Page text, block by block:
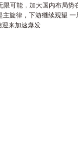
可能，加大国内布局势
主旋律，下游继续观望
迎来加速爆发